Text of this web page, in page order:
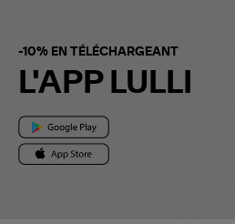
-10% EN TÉLÉCHARGEANT
L'APP LULLI